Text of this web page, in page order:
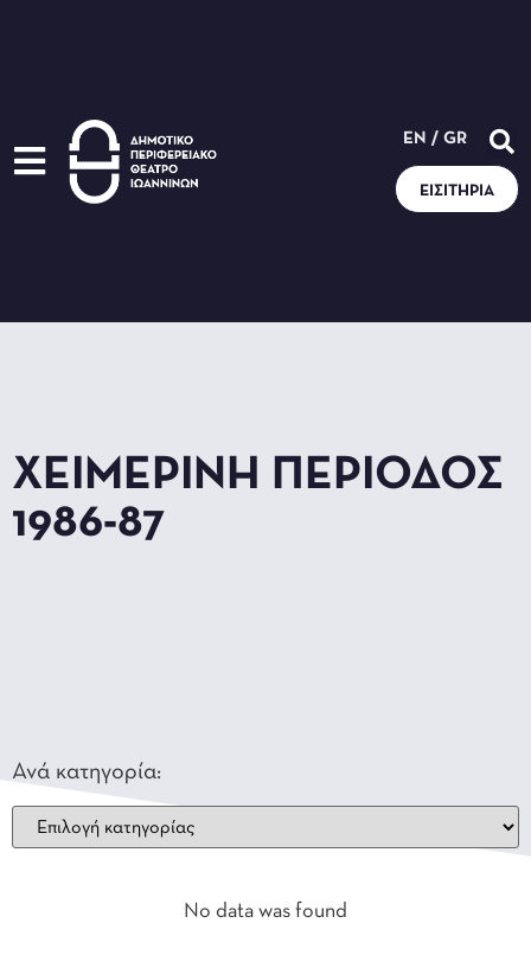
EN / GR
ΕΙΣΙΤΉΡΙΑ
ΧΕΙΜΕΡΙΝΉ ΠΕΡΊΟΔΟΣ
1986-87
Ανά κατηγορία:
No data was found